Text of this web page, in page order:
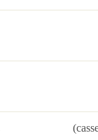
(cassetta